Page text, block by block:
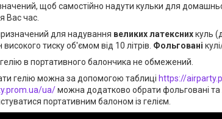
щоб самостійно надути кульки для
Вас час.
для надування великихлатекснихкуль
тиску об'ємом від 10 літрів. Фольговані
в портативного балончика не обмежений.
гелію можна за допомогою таблиці https://
ua/можна додатково обрати фольговані та
портативним балоном із гелієм.